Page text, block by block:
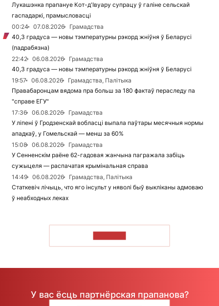
Лукашэнка прапануе Кот-д'Івуару супрацу ў галіне сельскай
гаспадаркі, прамысловасці
00:24
07.08.2026
Грамадства
40,3 градуса — новы тэмпературны рэкорд жніўня ў Беларусі
(падрабязна)
22:42
06.08.2026
Грамадства
40,3 градуса — новы тэмпературны рэкорд жніўня ў Беларусі
19:57
06.08.2026
Грамадства, Палітыка
Правабаронцам вядома пра больш за 180 фактаў пераследу па
"справе ЕГУ"
17:36
06.08.2026
Грамадства
У ліпені ў Гродзенскай вобласці выпала паўтары месячныя нормы
ападкаў, у Гомельскай — менш за 60%
15:08
06.08.2026
Грамадства
У Сенненскім раёне 62-гадовая жанчына пагражала забіць
сужыцеля — распачатая крымінальная справа
14:49
06.08.2026
Грамадства, Палітыка
Статкевіч лічыць, что яго інсульт у няволі быў выкліканы адмоваю
ў неабходных леках
У вас ёсць партнёрская прапанова?